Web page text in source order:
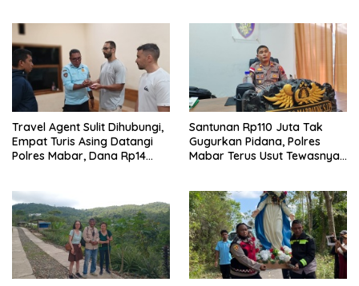
Travel Agent Sulit Dihubungi,
Empat Turis Asing Datangi
Polres Mabar, Dana Rp14
Santunan Rp110 Juta Tak
Gugurkan Pidana, Polres
Mabar Terus Usut Tewasnya